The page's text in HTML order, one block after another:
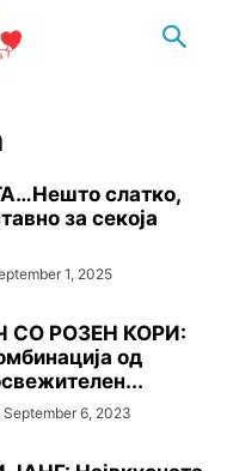
слатко,
за секоја
1, 2025
СО РОЗЕН КОРИ:
од
September 6, 2023